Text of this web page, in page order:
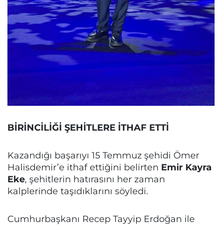
BİRİNCİLİĞİ ŞEHİTLERE İTHAF ETTİ
Kazandığı başarıyı 15 Temmuz şehidi Ömer
Halisdemir’e ithaf ettiğini belirten Emir Kayra
Eke, şehitlerin hatırasını her zaman
kalplerinde taşıdıklarını söyledi.
Cumhurbaşkanı Recep Tayyip Erdoğan ile